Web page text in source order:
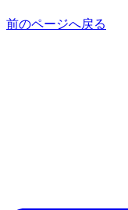
前のページへ戻る